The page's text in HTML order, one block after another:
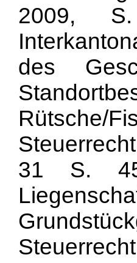
2009,
des
Rütsche/
31 S.